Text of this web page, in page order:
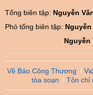
Tổng biên tập: Nguyễn
Phó tổng biên tập:
Nguyễn
Về Báo Công Thương
tòa soạn
Tôn chỉ